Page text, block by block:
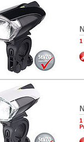
1
1